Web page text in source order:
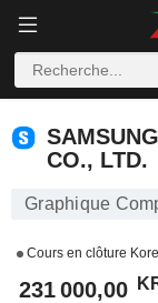
CO., LTD.
Graphique
Cours en clôture
231 000,00